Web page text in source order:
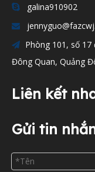
 galina910902


Phòng 101, số
Đông Quan, Quảng
Liên kết
Gửi tin